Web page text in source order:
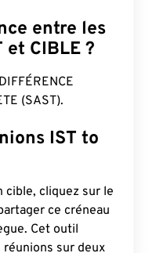
entre les
CIBLE ?
(SAST).
IST to
cible, cliquez sur le
ce créneau
Cet outil
sur deux